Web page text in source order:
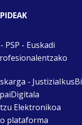
PSP - Euskadi
- JustiziaIkusBi
Elektronikoa
plataforma